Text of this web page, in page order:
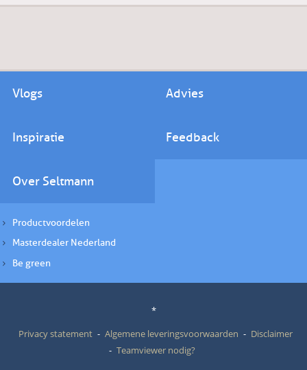
Vlogs Advies
Inspiratie Feedback
Over Seltmann
Productvoordelen
Masterdealer Nederland
Be green
*
Privacy statement
Algemene leveringsvoorwaarden
Disclaimer
Teamviewer nodig?